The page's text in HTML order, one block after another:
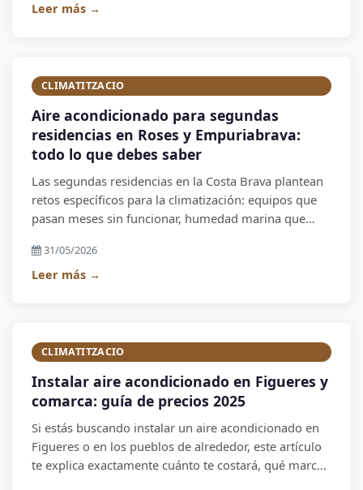
Leer más →
CLIMATITZACIO
Aire acondicionado para segundas
residencias en Roses y Empuriabrava:
todo lo que debes saber
Las segundas residencias en la Costa Brava plantean
retos específicos para la climatización: equipos que
pasan meses sin funcionar, humedad marina que
remota para encenderlos desde Barcelona o Francia
días antes de llegar.
31/05/2026
Leer más →
CLIMATITZACIO
Instalar aire acondicionado en Figueres y
comarca: guía de precios 2025
Si estás buscando instalar un aire acondicionado en
Figueres o en los pueblos de alrededor, este artículo
te explica exactamente cuánto te costará, qué marcas